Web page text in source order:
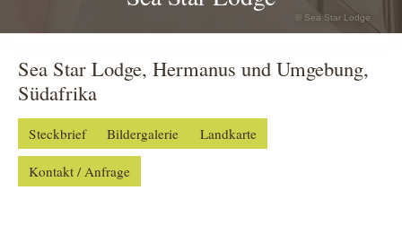
© Sea Star Lodge
Sea Star Lodge, Hermanus und Umgebung,
Südafrika
Steckbrief Bildergalerie Landkarte
Kontakt / Anfrage